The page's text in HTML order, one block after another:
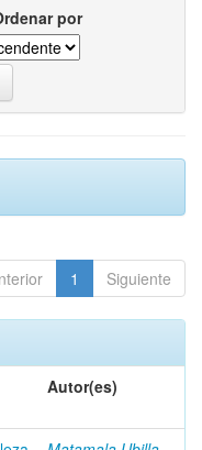
por
1 Siguiente
Autor(es)